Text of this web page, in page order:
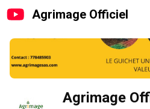
Agrimage Officiel
Agrimage